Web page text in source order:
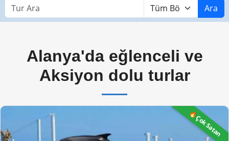
Ara
Alanya'da eğlenceli ve
Aksiyon dolu turlar
🔥Çok Satan